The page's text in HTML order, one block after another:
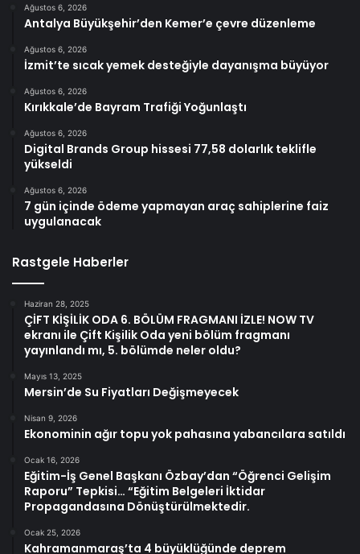
Ağustos 6, 2026
Antalya Büyükşehir’den Kemer’e çevre düzenleme
Ağustos 6, 2026
İzmit’te sıcak yemek desteğiyle dayanışma büyüyor
Ağustos 6, 2026
Kırıkkale’de Bayram Trafiği Yoğunlaştı
Ağustos 6, 2026
Digital Brands Group hissesi 77,58 dolarlık teklifle
yükseldi
Ağustos 6, 2026
7 gün içinde ödeme yapmayan araç sahiplerine faiz
uygulanacak
Rastgele Haberler
Haziran 28, 2025
ÇİFT KİŞİLİK ODA 6. BÖLÜM FRAGMANI İZLE! NOW TV
ekranı ile Çift Kişilik Oda yeni bölüm fragmanı
yayınlandı mı, 5. bölümde neler oldu?
Mayıs 13, 2025
Mersin’de Su Fiyatları Değişmeyecek
Nisan 9, 2026
Ekonominin ağır topu yok pahasına yabancılara satıldı
Ocak 16, 2026
Eğitim-İş Genel Başkanı Özbay’dan “Öğrenci Gelişim
Raporu” Tepkisi… “Eğitim Belgeleri İktidar
Propagandasına Dönüştürülmektedir.
Ocak 25, 2026
Kahramanmaraş’ta 4 büyüklüğünde deprem